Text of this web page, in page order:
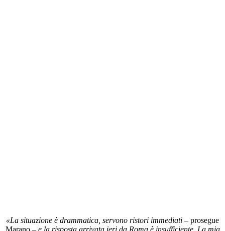
«La situazione è drammatica, servono ristori immediati – prosegue
Marano – e la risposta arrivata ieri da Roma è insufficiente. La mia